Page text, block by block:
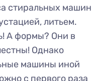
стиральных машин
литьем.
А формы? Они в
Однако
машины иной
с первого раза